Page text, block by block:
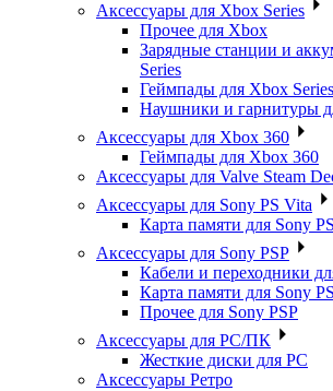
Аксессуары для Xbox Series
Прочее для Xbox
Зарядные станции и
Series
Геймпады для Xbox Series
Наушники и гарнитуры
Аксессуары для Xbox 360
Геймпады для Xbox 360
Аксессуары для Valve Steam
Аксессуары для Sony PS Vita
Карта памяти для Sony
Аксессуары для Sony PSP
Кабели и переходники
Карта памяти для Sony
Прочее для Sony PSP
Аксессуары для PC/ПК
Жесткие диски для PC
Аксессуары Ретро